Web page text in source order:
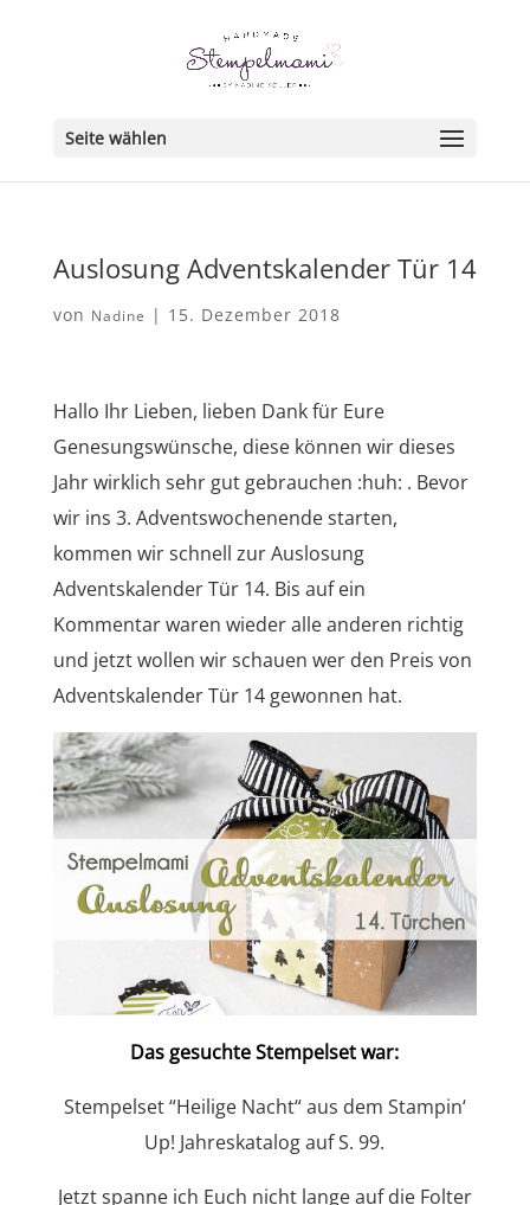
Seite wählen
Auslosung Adventskalender Tür 14
von Nadine | 15. Dezember 2018
Hallo Ihr Lieben, lieben Dank für Eure
Genesungswünsche, diese können wir dieses
Jahr wirklich sehr gut gebrauchen :huh: . Bevor
wir ins 3. Adventswochenende starten,
kommen wir schnell zur Auslosung
Adventskalender Tür 14. Bis auf ein
Kommentar waren wieder alle anderen richtig
und jetzt wollen wir schauen wer den Preis von
Adventskalender Tür 14 gewonnen hat.
Das gesuchte Stempelset war:
Stempelset “Heilige Nacht“ aus dem Stampin‘
Up! Jahreskatalog auf S. 99.
Jetzt spanne ich Euch nicht lange auf die Folter